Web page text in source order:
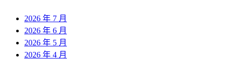
2026 年 7 月
2026 年 6 月
2026 年 5 月
2026 年 4 月